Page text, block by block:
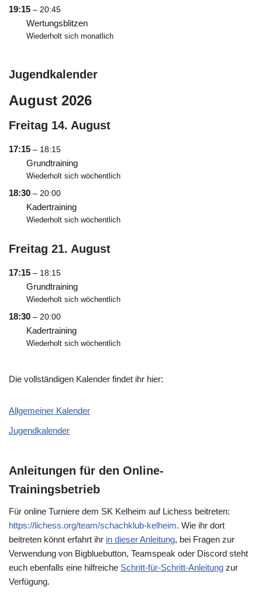
19:15 – 20:45
Wertungsblitzen
Wiederholt sich monatlich
Jugendkalender
August 2026
Freitag 14. August
17:15 – 18:15
Grundtraining
Wiederholt sich wöchentlich
18:30 – 20:00
Kadertraining
Wiederholt sich wöchentlich
Freitag 21. August
17:15 – 18:15
Grundtraining
Wiederholt sich wöchentlich
18:30 – 20:00
Kadertraining
Wiederholt sich wöchentlich
Die vollständigen Kalender findet ihr hier:
Allgemeiner Kalender
Jugendkalender
Anleitungen für den Online-
Trainingsbetrieb
Für online Turniere dem SK Kelheim auf Lichess beitreten:
https://lichess.org/team/schachklub-kelheim. Wie ihr dort
beitreten könnt erfahrt ihr in dieser Anleitung, bei Fragen zur
Verwendung von Bigbluebutton, Teamspeak oder Discord steht
euch ebenfalls eine hilfreiche Schritt-für-Schritt-Anleitung zur
Verfügung.